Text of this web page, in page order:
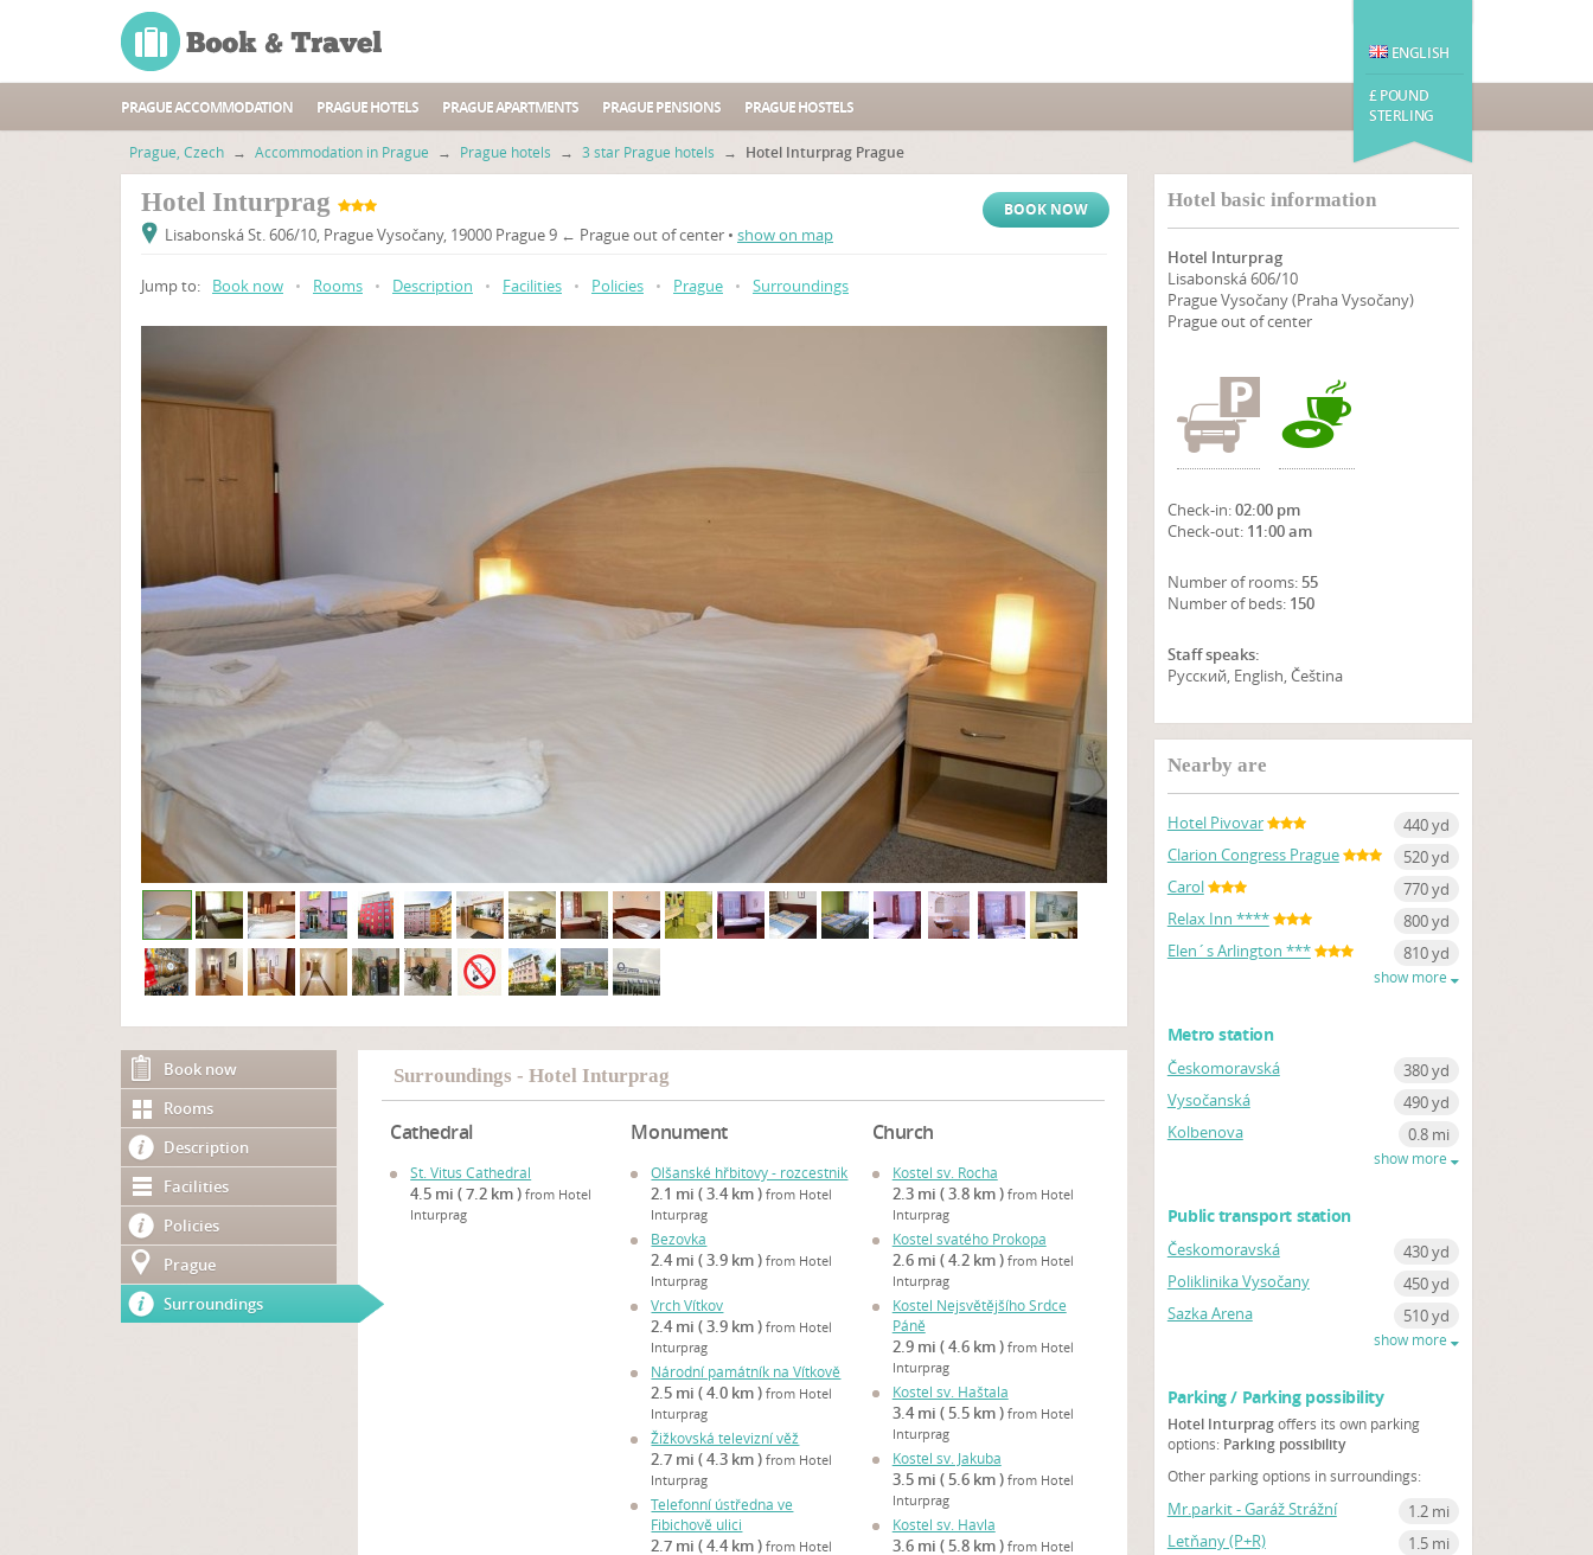
ENGLISH
£ POUND
STERLING
PRAGUE ACCOMMODATION PRAGUE HOTELS PRAGUE APARTMENTS PRAGUE PENSIONS PRAGUE HOSTELS
Prague, Czech → Accommodation in Prague → Prague hotels → 3 star Prague hotels → Hotel Inturprag Prague
Hotel Inturprag BOOK NOW
Lisabonská St. 606/10, Prague Vysočany, 19000 Prague 9 ← Prague out of center • show on map
Jump to: Book now • Rooms • Description • Facilities • Policies • Prague • Surroundings
Book now
Rooms
Description
Facilities
Policies
Prague
Surroundings
Surroundings - Hotel Inturprag
Cathedral
St. Vitus Cathedral
4.5 mi ( 7.2 km )from Hotel
Inturprag
Monument
Olšanské hřbitovy - rozcestnik
2.1 mi ( 3.4 km )from Hotel
Inturprag
Bezovka
2.4 mi ( 3.9 km )from Hotel
Inturprag
Vrch Vítkov
2.4 mi ( 3.9 km )from Hotel
Inturprag
Národní památník na Vítkově
2.5 mi ( 4.0 km )from Hotel
Inturprag
Žižkovská televizní věž
2.7 mi ( 4.3 km )from Hotel
Inturprag
Telefonní ústředna ve
Fibichově ulici
2.7 mi ( 4.4 km )from Hotel
Church
Kostel sv. Rocha
2.3 mi ( 3.8 km ) from Hotel
Inturprag
Kostel svatého Prokopa
2.6 mi ( 4.2 km ) from Hotel
Inturprag
Kostel Nejsvětějšího Srdce
Páně
2.9 mi ( 4.6 km ) from Hotel
Inturprag
Kostel sv. Haštala
3.4 mi ( 5.5 km ) from Hotel
Inturprag
Kostel sv. Jakuba
3.5 mi ( 5.6 km ) from Hotel
Inturprag
Kostel sv. Havla
3.6 mi ( 5.8 km ) from Hotel
Hotel basic information
Hotel Inturprag
Lisabonská 606/10
Prague Vysočany (Praha Vysočany)
Prague out of center
Check-in:02:00 pm
Check-out: 11:00 am
Number of rooms:55
Number of beds: 150
Staff speaks:
Русский, English, Čeština
SHOW ON MAP
Nearby are
Hotel Pivovar
440 yd
Clarion Congress Prague
520 yd
Carol
770 yd
Relax Inn ****
800 yd
Elen´s Arlington ***
810 yd
show more
Metro station
Českomoravská
380 yd
Vysočanská
490 yd
Kolbenova
0.8 mi
show more
Public transport station
Českomoravská
430 yd
Poliklinika Vysočany
450 yd
Sazka Arena
510 yd
show more
Parking / Parking possibility
Hotel Inturpragoffers its own parking
options: Parking possibility
Other parking options in surroundings:
Mr.parkit - Garáž Strážní
1.2 mi
Letňany (P+R)
1.5 mi